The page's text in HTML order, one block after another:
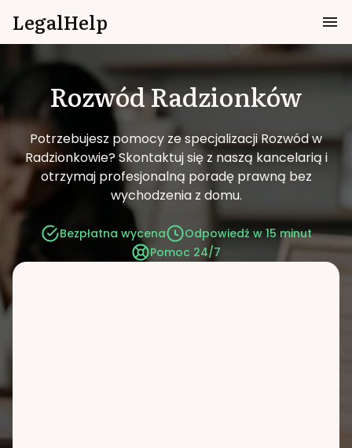
LegalHelp
RozwódRadzionków
Potrzebujesz pomocy ze specjalizacji Rozwód w
Radzionkowie?Skontaktuj się z naszą kancelarią i
otrzymaj profesjonalną poradę prawną bez
wychodzenia z domu.
Bezpłatna wycena
Odpowiedź w 15 minut
Pomoc 24/7